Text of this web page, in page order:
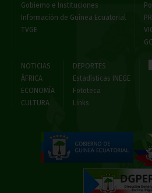
Gobierno e Instituciones
Información de Guinea Ecuatorial
TVGE
NOTICIAS
ÁFRICA
ECONOMÍA
CULTURA
DEPORTES
Estadísticas INEGE
Fototeca
Links